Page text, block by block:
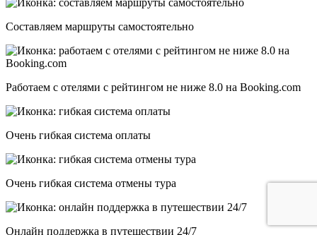
Составляем маршруты самостоятельно
Работаем с отелями с рейтингом не ниже 8.0 на Booking.com
Очень гибкая система оплаты
Очень гибкая система отмены тура
Онлайн поддержка в путешествии 24/7